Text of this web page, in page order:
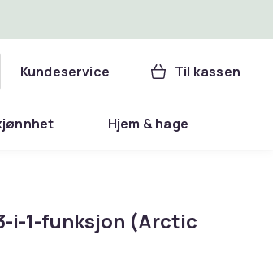
Kundeservice Til kassen
Hjem & hage
i-1-funksjon (Arctic